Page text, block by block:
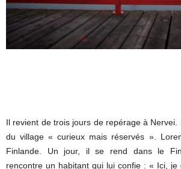
Il revient de trois jours de repérage à
du village « curieux mais réservés ».
Finlande. Un jour, il se rend dans le
rencontre un habitant qui lui confie : « Ici,